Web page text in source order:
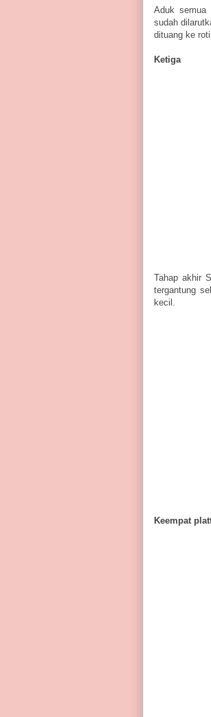
Aduk semua
sudah
dituang ke roti.
Ketiga
Tahap akhir
tergantung
kecil.
Keempat